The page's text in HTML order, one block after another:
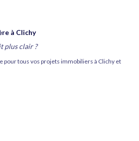
à Clichy
plus clair ?
pour tous vos projets immobiliers à Clichy et